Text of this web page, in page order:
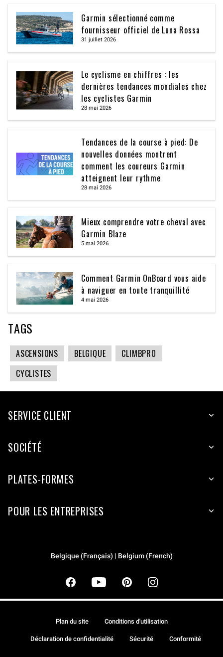
Garmin sélectionné comme
fournisseur officiel de Luna Rossa
31 juillet 2026
Le cyclisme en chiffres : les
dernières tendances mondiales chez
les cyclistes Garmin
28 mai 2026
Tendances de la course à pied: De
nouvelles données montrent
comment les coureurs Garmin
atteignent leur rythme
28 mai 2026
Mieux comprendre votre cheval avec
Garmin Blaze
5 mai 2026
Comment Garmin OnBoard vous aide
à naviguer en toute tranquillité
4 mai 2026
TAGS
ASCENSIONS BELGIQUE
CLIMBPRO
CYCLISTES
SERVICE CLIENT
SOCIÉTÉ
PLATES-FORMES
POUR LES ENTREPRISES
Belgique (Français) | Belgium (French)
Plan du site Conditions d'utilisation
Déclaration de confidentialité Sécurité Conformité